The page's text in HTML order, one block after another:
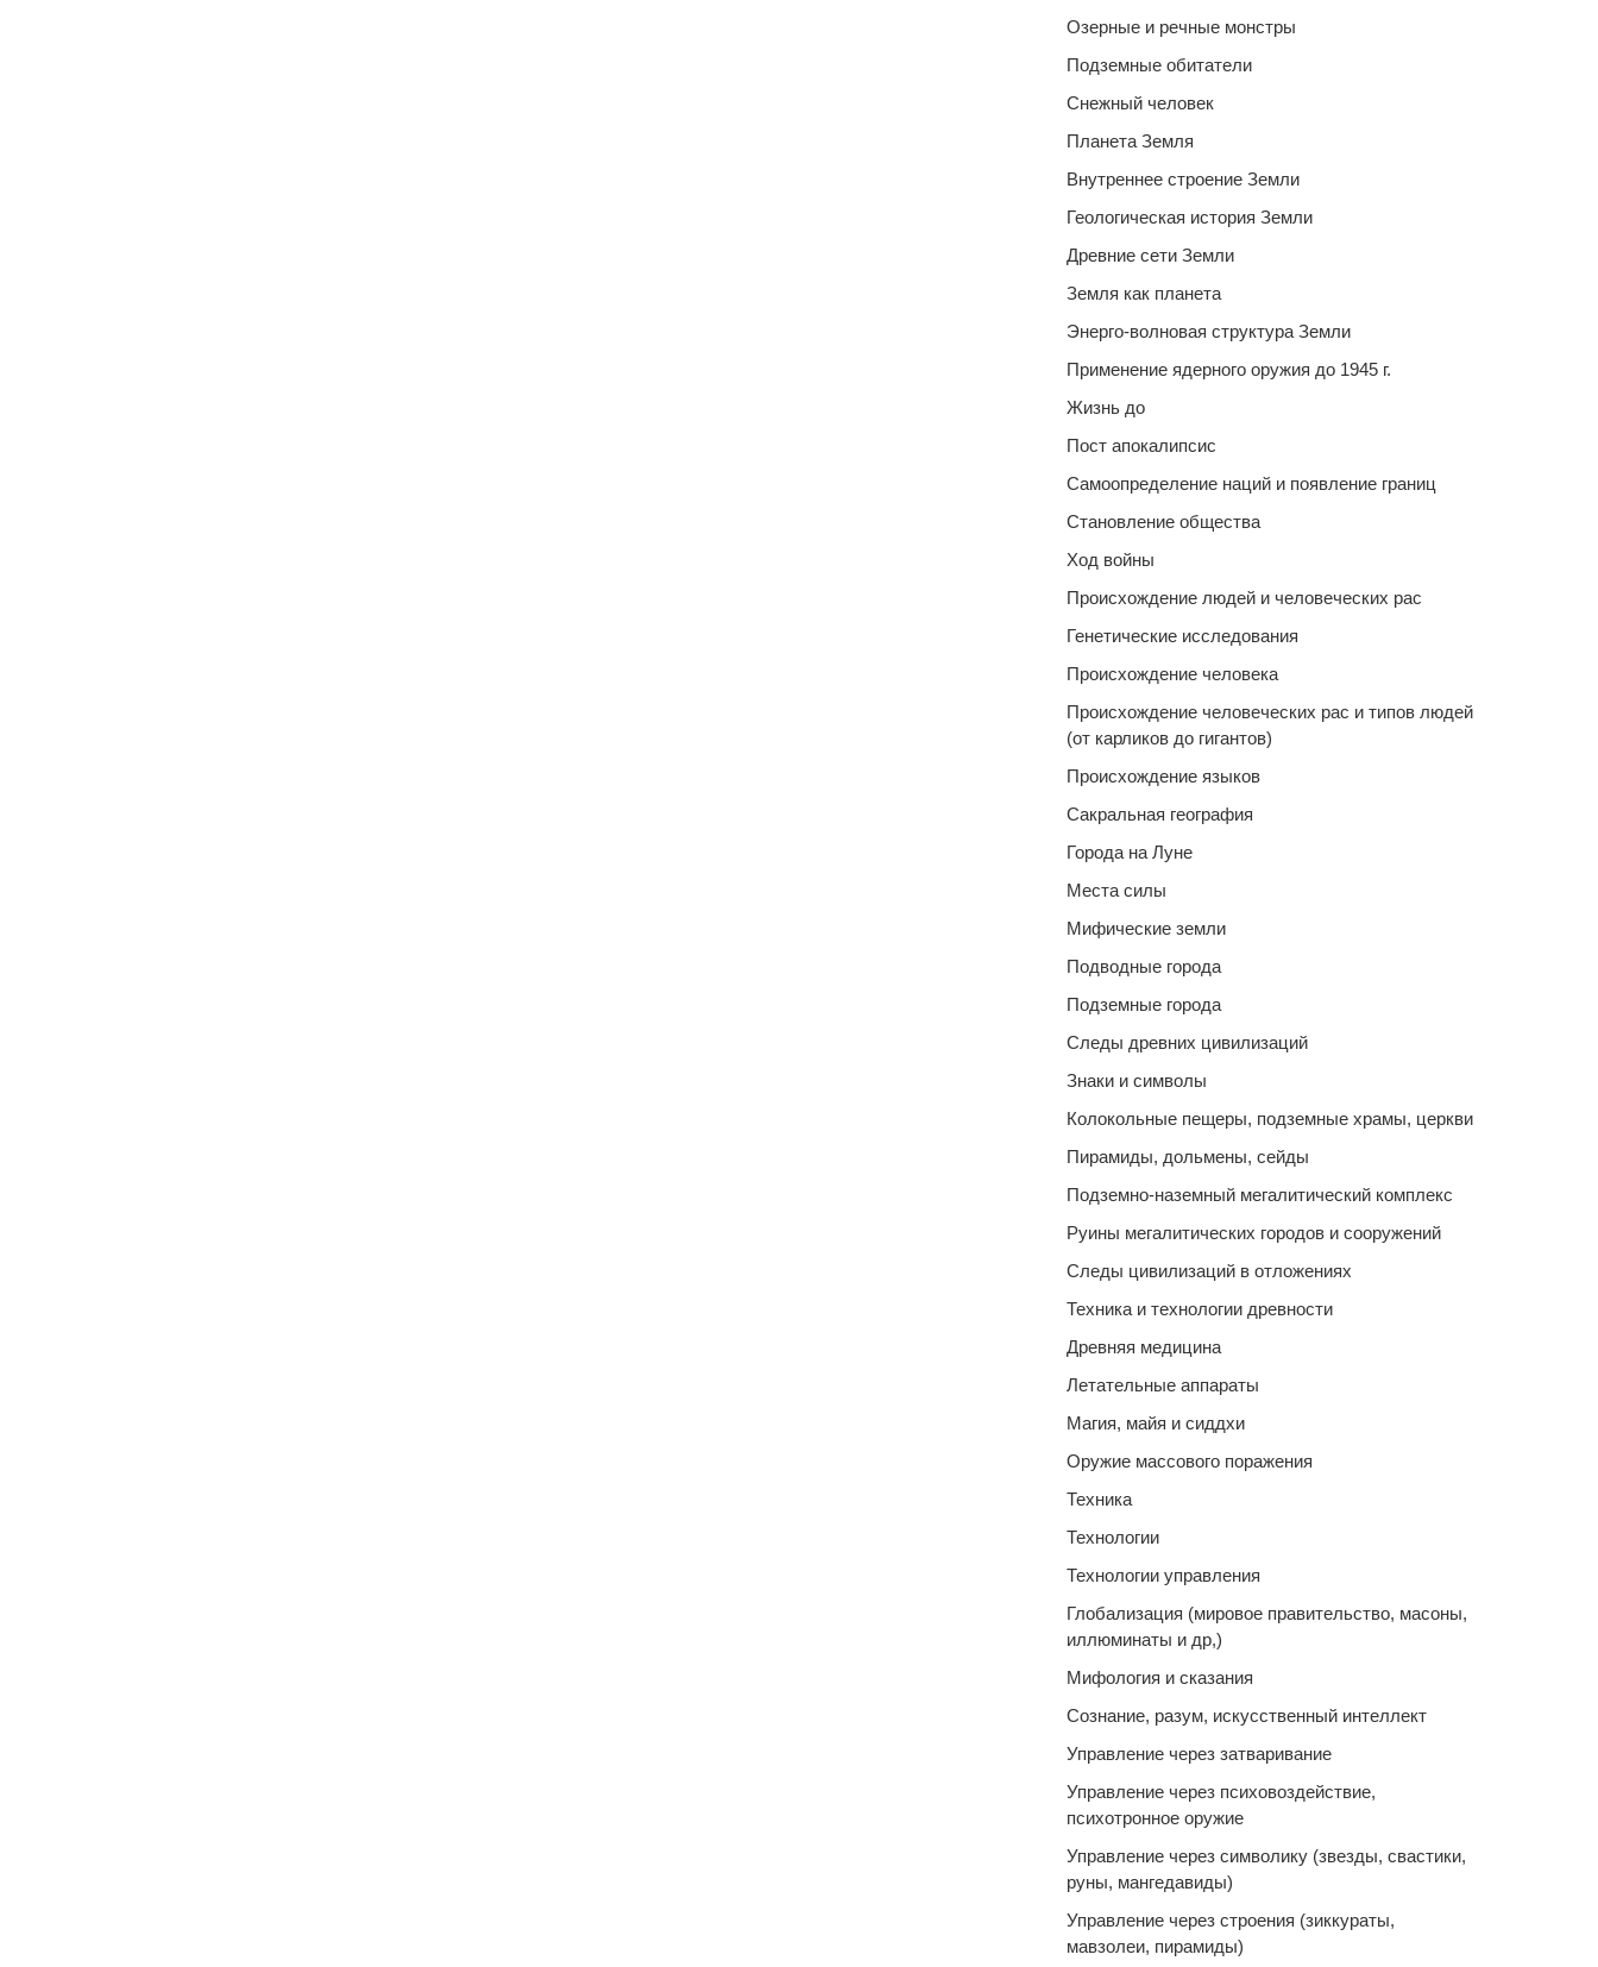
Озерные и речные монстры
Подземные обитатели
Снежный человек
Планета Земля
Внутреннее строение Земли
Геологическая история Земли
Древние сети Земли
Земля как планета
Энерго-волновая структура Земли
Применение ядерного оружия до 1945 г.
Жизнь до
Пост апокалипсис
Самоопределение наций и появление границ
Становление общества
Ход войны
Происхождение людей и человеческих рас
Генетические исследования
Происхождение человека
Происхождение человеческих рас и типов людей
(от карликов до гигантов)
Происхождение языков
Сакральная география
Города на Луне
Места силы
Мифические земли
Подводные города
Подземные города
Следы древних цивилизаций
Знаки и символы
Колокольные пещеры, подземные храмы, церкви
Пирамиды, дольмены, сейды
Подземно-наземный мегалитический комплекс
Руины мегалитических городов и сооружений
Следы цивилизаций в отложениях
Техника и технологии древности
Древняя медицина
Летательные аппараты
Магия, майя и сиддхи
Оружие массового поражения
Техника
Технологии
Технологии управления
Глобализация (мировое правительство, масоны,
иллюминаты и др,)
Мифология и сказания
Сознание, разум, искусственный интеллект
Управление через затваривание
Управление через психовоздействие,
психотронное оружие
Управление через символику (звезды, свастики,
руны, мангедавиды)
Управление через строения (зиккураты,
мавзолеи, пирамиды)